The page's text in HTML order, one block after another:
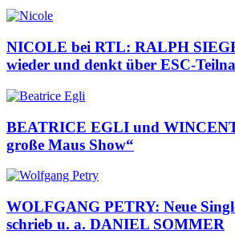
NICOLE bei RTL: RALPH
wieder und denkt über ESC-
BEATRICE EGLI und
große Maus Show“
WOLFGANG PETRY: Neue
schrieb u. a. DANIEL SOMMER